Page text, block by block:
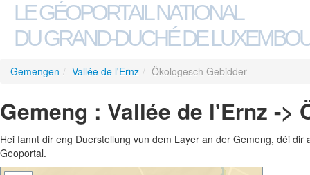
LE GÉOPORTAIL NATIONAL
DU GRAND-DUCHÉ DE
Gemengen / Vallée de l'Ernz / Ökologesch Gebidder
Gemeng : Vallée de l'Ernz ->
Hei fannt dir eng Duerstellung vun dem Layer an der Gemeng, déi
Geoportal.